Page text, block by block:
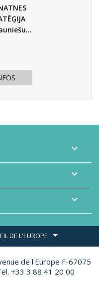



DE L'EUROPE
de l'Europe F-67075
+33 3 88 41 20 00